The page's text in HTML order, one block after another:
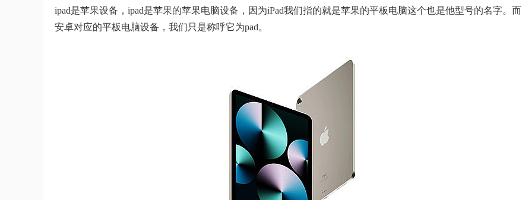
ipad是苹果设备，ipad是苹果的苹果电脑设备，因为iPad我们指的就是苹果的平板电脑这个也是他型号的名字。而
安卓对应的平板电脑设备，我们只是称呼它为pad。